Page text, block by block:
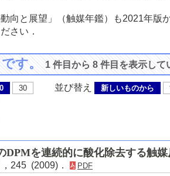
向と展望」（触媒年鑑）も2021年
さい．
です。1 件目から 8 件目を表示して
30 並び替え 新しいものから
DPMを連続的に酸化除去する触
，245 (2009)． PDF